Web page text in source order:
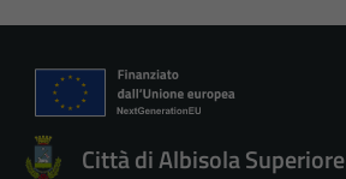
Città di Albisola Superiore